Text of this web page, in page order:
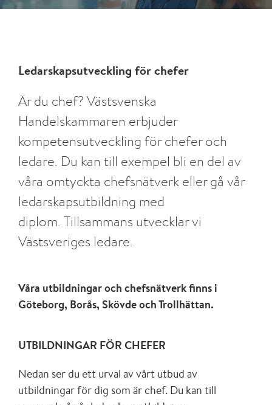
Ledarskapsutveckling för chefer
Är du chef? Västsvenska
Handelskammaren erbjuder
kompetensutveckling för chefer och
ledare. Du kan till exempel bli en del av
våra omtyckta chefsnätverk eller gå vår
ledarskapsutbildning med
diplom. Tillsammans utvecklar vi
Västsveriges ledare.
Våra utbildningar och chefsnätverk finns i
Göteborg, Borås, Skövde och Trollhättan.
UTBILDNINGAR FÖR CHEFER
Nedan ser du ett urval av vårt utbud av
utbildningar för dig som är chef. Du kan till